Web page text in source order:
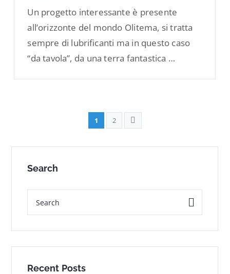
Un progetto interessante è presente
all’orizzonte del mondo Olitema, si tratta
sempre di lubrificanti ma in questo caso
“da tavola”, da una terra fantastica …
1 2
Search
Recent Posts